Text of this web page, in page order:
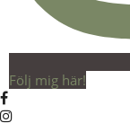
Följ mig här!